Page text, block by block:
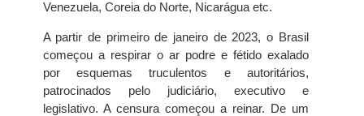
Venezuela, Coreia do Norte, Nicarágua etc.
A partir de primeiro de janeiro de 2023, o Brasil
começou a respirar o ar podre e fétido exalado
por esquemas truculentos e autoritários,
patrocinados pelo judiciário, executivo e
legislativo. A censura começou a reinar. De um